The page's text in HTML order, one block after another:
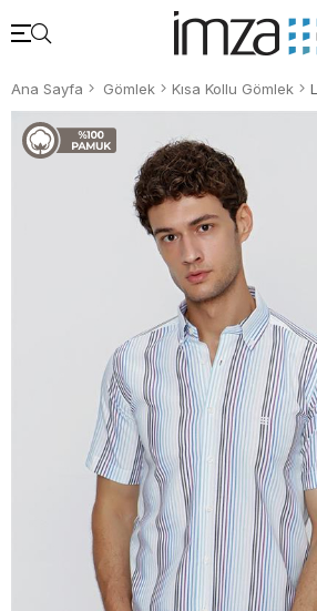
Ana Sayfa Gömlek Kısa Kollu Gömlek